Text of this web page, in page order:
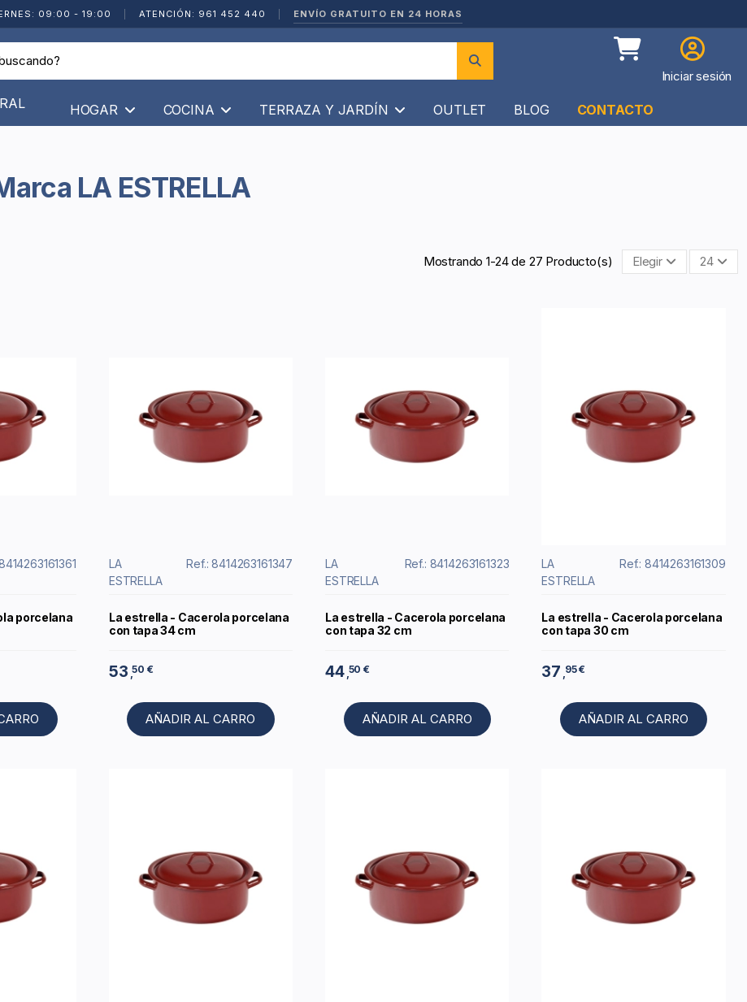
09:00 - 19:00 ATENCIÓN: 961 452 440 ENVÍO GRATUITO EN 24 HORAS
Iniciar sesión
HOGAR COCINA TERRAZA Y JARDÍN OUTLET BLOG CONTACTO
LA ESTRELLA
Mostrando 1-24 de 27 Producto(s) Elegir 24
porcelana
LA
ESTRELLA
Ref.: 8414263161347
La estrella - Cacerola porcelana
con tapa 34 cm
53 ,50 €
AÑADIR AL CARRO
LA
ESTRELLA
Ref.: 8414263161323
La estrella - Cacerola porcelana
con tapa 32 cm
44 ,50 €
AÑADIR AL CARRO
LA
ESTRELLA
Ref.: 8414263161309
La estrella - Cacerola porcelana
con tapa 30 cm
37 ,95 €
AÑADIR AL CARRO